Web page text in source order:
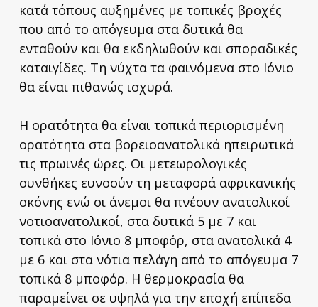
κατά τόπους αυξημένες με τοπικές βροχές
που από το απόγευμα στα δυτικά θα
ενταθούν και θα εκδηλωθούν και σποραδικές
καταιγίδες. Τη νύχτα τα φαινόμενα στο Ιόνιο
θα είναι πιθανώς ισχυρά.
Η ορατότητα θα είναι τοπικά περιορισμένη
ορατότητα στα βορειοανατολικά ηπειρωτικά
τις πρωινές ώρες. Οι μετεωρολογικές
συνθήκες ευνοούν τη μεταφορά αφρικανικής
σκόνης ενώ οι άνεμοι θα πνέουν ανατολικοί
νοτιοανατολικοί, στα δυτικά 5 με 7 και
τοπικά στο Ιόνιο 8 μποφόρ, στα ανατολικά 4
με 6 και στα νότια πελάγη από το απόγευμα 7
τοπικά 8 μποφόρ. Η θερμοκρασία θα
παραμείνει σε υψηλά για την εποχή επίπεδα